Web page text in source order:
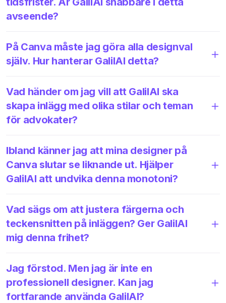
avseende?
På Canva måste jag göra alla designval
själv. Hur hanterar GalilAI detta?
Vad händer om jag vill att GalilAI ska
skapa inlägg med olika stilar och teman
för advokater?
Ibland känner jag att mina designer på
Canva slutar se liknande ut. Hjälper
GalilAI att undvika denna monotoni?
Vad sägs om att justera färgerna och
teckensnitten på inläggen? Ger GalilAI
mig denna frihet?
Jag förstod. Men jag är inte en
professionell designer. Kan jag
fortfarande använda GalilAI?